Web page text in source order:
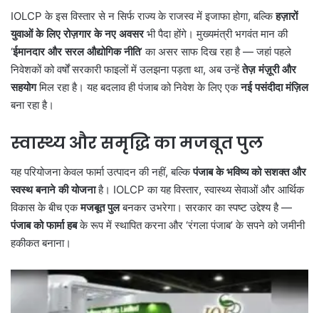
IOLCP के इस विस्तार से न सिर्फ राज्य के राजस्व में इजाफा होगा, बल्किहज़ारों
युवाओं के लिए रोज़गार के नए अवसरभी पैदा होंगे। मुख्यमंत्री भगवंत मान की
‘ईमानदार और सरल औद्योगिक नीति’ का असर साफ दिख रहा है — जहां पहले
निवेशकों को वर्षों सरकारी फाइलों में उलझना पड़ता था, अब उन्हेंतेज़ मंज़ूरी और
सहयोगमिल रहा है। यह बदलाव ही पंजाब को निवेश के लिए एकनई पसंदीदा मंज़िल
बना रहा है।
स्वास्थ्य और समृद्धि का मजबूत पुल
यह परियोजना केवल फार्मा उत्पादन की नहीं, बल्किपंजाब के भविष्य को सशक्त और
स्वस्थ बनाने की योजनाहै। IOLCP का यह विस्तार, स्वास्थ्य सेवाओं और आर्थिक
विकास के बीच एकमजबूत पुलबनकर उभरेगा। सरकार का स्पष्ट उद्देश्य है —
पंजाब को फार्मा हबके रूप में स्थापित करना और ‘रंगला पंजाब’ के सपने को जमीनी
हकीकत बनाना।